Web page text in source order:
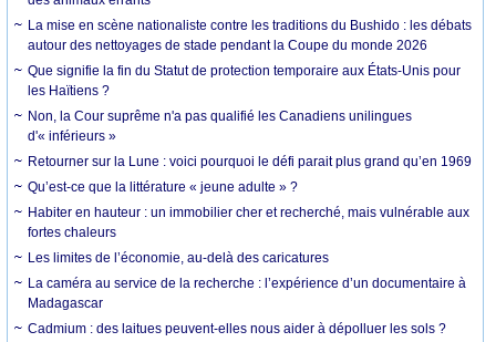
La mise en scène nationaliste contre les traditions du Bushido : les débats
autour des nettoyages de stade pendant la Coupe du monde 2026
Que signifie la fin du Statut de protection temporaire aux États-Unis pour
les Haïtiens ?
Non, la Cour suprême n'a pas qualifié les Canadiens unilingues
d'« inférieurs »
Retourner sur la Lune : voici pourquoi le défi parait plus grand qu’en 1969
Qu’est-ce que la littérature « jeune adulte » ?
Habiter en hauteur : un immobilier cher et recherché, mais vulnérable aux
fortes chaleurs
Les limites de l’économie, au-delà des caricatures
La caméra au service de la recherche : l’expérience d’un documentaire à
Madagascar
Cadmium : des laitues peuvent-elles nous aider à dépolluer les sols ?